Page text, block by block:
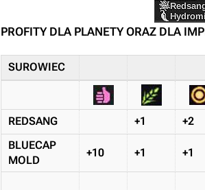
PROFITY DLA PLANETY ORAZ DLA
SUROWIEC
REDSANG +1 +2
BLUECAP
MOLD
+10 +1 +1